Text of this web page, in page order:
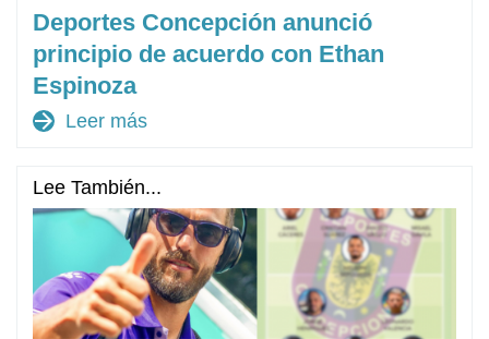
Deportes Concepción anunció
principio de acuerdo con Ethan
Espinoza
arrow_forward Leer más
Lee También...